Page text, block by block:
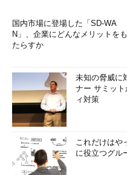
国内市場に登場した「SD-WA
N」、企業にどんなメリットをも
たらすか
未知の脅威に
ナー サミッ
ィ対策
これだけはや
に役立つグル